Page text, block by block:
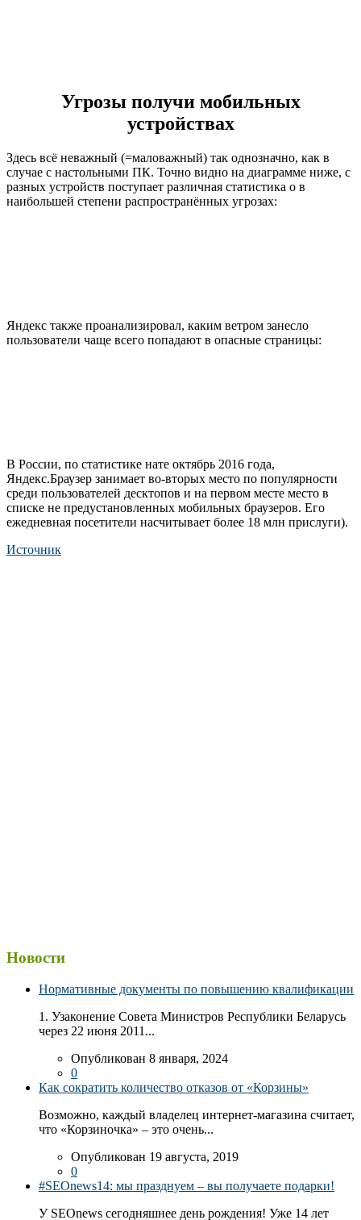
Угрозы получи мобильных
устройствах
Здесь всё неважный (=маловажный) так однозначно, как в
случае с настольными ПК. Точно видно на диаграмме ниже, с
разных устройств поступает различная статистика о в
наибольшей степени распространённых угрозах:
Яндекс также проанализировал, каким ветром занесло
пользователи чаще всего попадают в опасные страницы:
В России, по статистике нате октябрь 2016 года,
Яндекс.Браузер занимает во-вторых место по популярности
среди пользователей десктопов и на первом месте место в
списке не предустановленных мобильных браузеров. Его
ежедневная посетители насчитывает более 18 млн прислуги).
Источник
Новости
Нормативные документы по повышению квалификации
1. Узаконение Совета Министров Республики Беларусь
через 22 июня 2011...
Опубликован 8 января, 2024
0
Как сократить количество отказов от «Корзины»
Возможно, каждый владелец интернет-магазина считает,
что «Корзиночка» – это очень...
Опубликован 19 августа, 2019
0
#SEOnews14: мы празднуем – вы получаете подарки!
У SEOnews сегодняшнее день рождения! Уже 14 лет